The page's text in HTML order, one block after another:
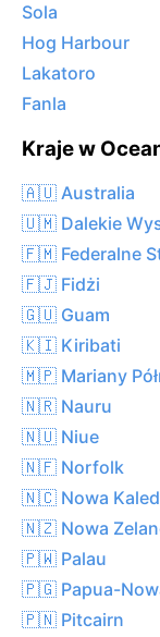
Sola
Hog Harbour
Lakatoro
Fanla
Kraje w
🇦🇺 Australia
🇺🇲 Dalekie
🇫🇲 Federalne
🇫🇯 Fidżi
🇬🇺 Guam
🇰🇮 Kiribati
🇲🇵 Mariany
🇳🇷 Nauru
🇳🇺 Niue
🇳🇫 Norfolk
🇳🇨 Nowa
🇳🇿 Nowa
🇵🇼 Palau
🇵🇬 Papua-
🇵🇳 Pitcairn